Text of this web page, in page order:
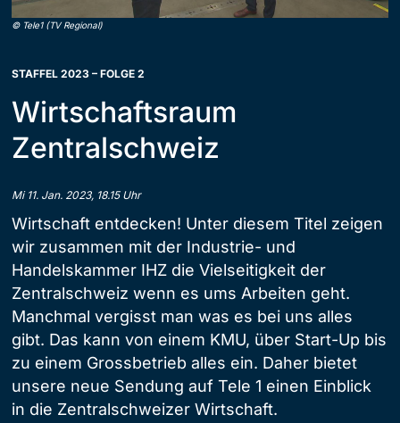
© Tele1 (TV Regional)
STAFFEL 2023 – FOLGE 2
Wirtschaftsraum
Zentralschweiz
Mi 11. Jan. 2023, 18.15 Uhr
Wirtschaft entdecken! Unter diesem Titel zeigen
wir zusammen mit der Industrie- und
Handelskammer IHZ die Vielseitigkeit der
Zentralschweiz wenn es ums Arbeiten geht.
Manchmal vergisst man was es bei uns alles
gibt. Das kann von einem KMU, über Start-Up bis
zu einem Grossbetrieb alles ein. Daher bietet
unsere neue Sendung auf Tele 1 einen Einblick
in die Zentralschweizer Wirtschaft.